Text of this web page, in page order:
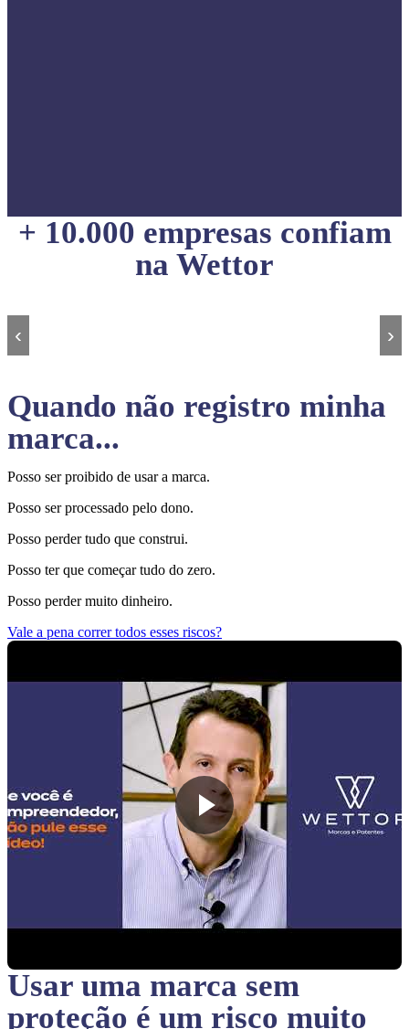
+ 10.000 empresas confiam
na Wettor
‹ ›
Quando não registro minha
marca...
Posso ser proibido de usar a marca.
Posso ser processado pelo dono.
Posso perder tudo que construi.
Posso ter que começar tudo do zero.
Posso perder muito dinheiro.
Vale a pena correr todos esses riscos?
Usar uma marca sem
proteção é um risco muito